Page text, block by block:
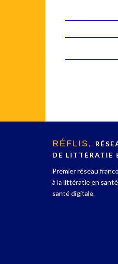
RÉFLIS,
DE LITTÉRATIE
Premier réseau
à la littératie en
santé digitale.